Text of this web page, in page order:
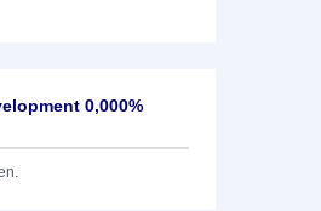
0,000%